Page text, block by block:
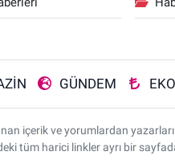
GÜNDEM
içerik ve yorumlardan
tüm harici linkler ayrı bir